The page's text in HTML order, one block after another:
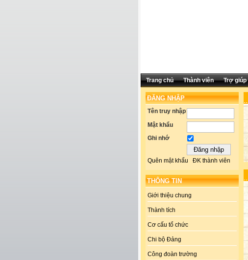
Trang chủ Thành viên Trợ giúp
ĐĂNG NHẬP
Tên truy nhập
Mật khẩu
Ghi nhớ
Quên mật khẩu ĐK thành viên
THÔNG TIN
Giới thiệu chung
Thành tích
Cơ cấu tổ chức
Chi bộ Đảng
Công đoàn trường